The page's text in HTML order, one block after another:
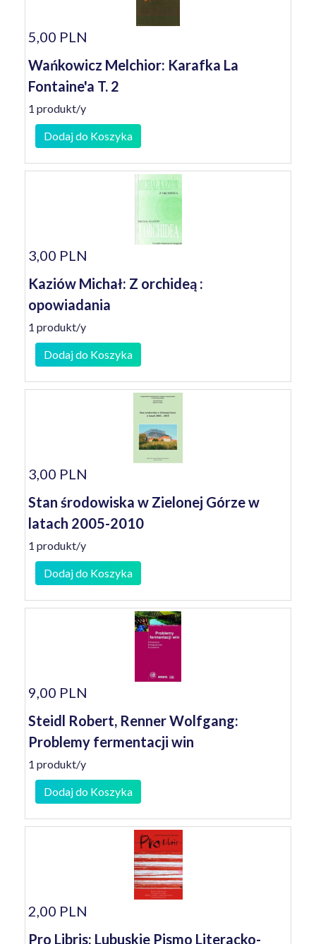
5,00 PLN
Wańkowicz Melchior: Karafka La
Fontaine'a T. 2
1 produkt/y
Dodaj do Koszyka
3,00 PLN
Kaziów Michał: Z orchideą :
opowiadania
1 produkt/y
Dodaj do Koszyka
3,00 PLN
Stan środowiska w Zielonej Górze w
latach 2005-2010
1 produkt/y
Dodaj do Koszyka
9,00 PLN
Steidl Robert, Renner Wolfgang:
Problemy fermentacji win
1 produkt/y
Dodaj do Koszyka
2,00 PLN
Pro Libris: Lubuskie Pismo Literacko-